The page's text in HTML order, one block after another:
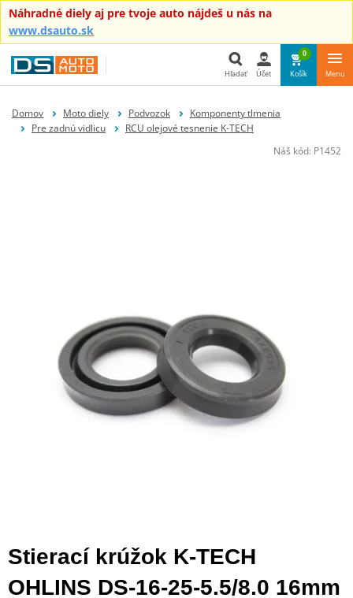
Náhradné diely aj pre tvoje auto nájdeš u nás na
www.dsauto.sk
Hľadať Účet
0
Košík Menu
Domov Moto diely Podvozok
Komponenty tlmenia
Pre zadnú vidlicu
RCU olejové tesnenie K-TECH
Náš kód: P1452
Stierací krúžok K-TECH
OHLINS DS-16-25-5.5/8.0 16mm